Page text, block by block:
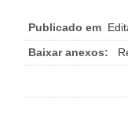
Publicado em
Baixar anexos: